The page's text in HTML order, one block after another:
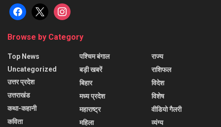
facebook
x instagram
Browse by Category
Top News
Uncategorized
उत्तर प्रदेश
उत्तराखंड
कथा-कहानी
कविता
पश्चिम बंगाल
बड़ी खबरें
बिहार
मध्य प्रदेश
महाराष्ट्र
महिला
राज्य
राशिफल
विदेश
विशेष
वीडियो गैलरी
व्यंग्य